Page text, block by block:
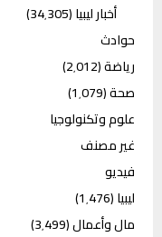
أخبار ليبيا(34٬305)
حوادث
رياضة(2٬012)
صحة(1٬079)
علوم وتكنولوجيا
غير مصنف
فيديو
ليبيا(1٬476)
مال وأعمال(3٬499)